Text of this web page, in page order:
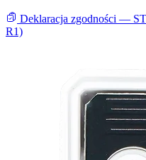
Deklaracja zgodności —
R1)